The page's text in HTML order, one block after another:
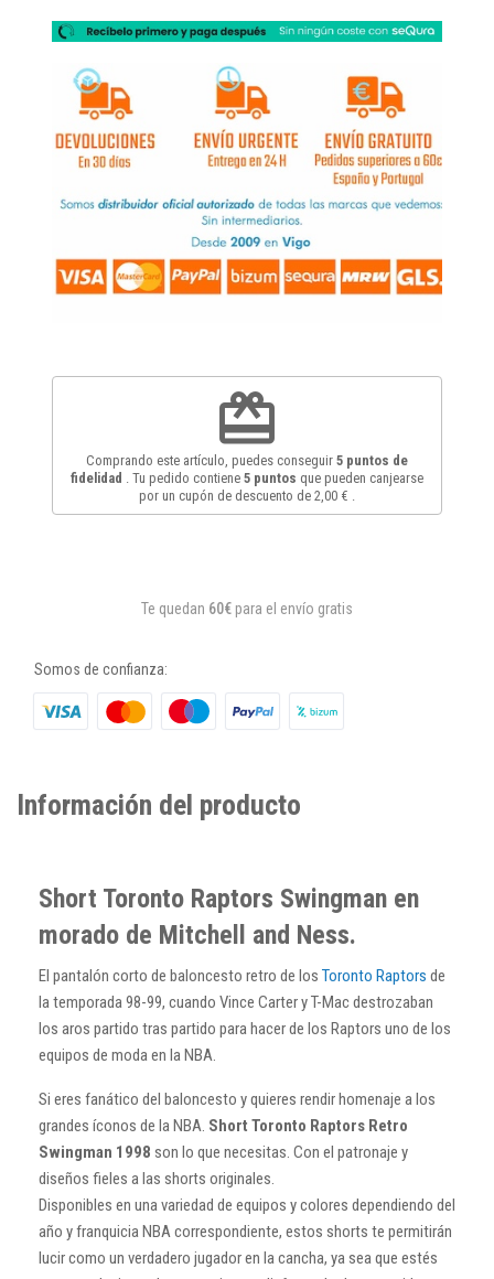
redeem
Comprando este artículo, puedes conseguir 5 puntos de
fidelidad
. Tu pedido contiene 5 puntos que pueden canjearse
por un cupón de descuento de 2,00 €
Te quedan 60€ para el envío gratis
Somos de confianza:
Información del producto
Short Toronto Raptors Swingman en
morado de Mitchell and Ness.
El pantalón corto de baloncesto retro de los Toronto Raptors de
la temporada 98-99, cuando Vince Carter y T-Mac destrozaban
los aros partido tras partido para hacer de los Raptors uno de los
equipos de moda en la NBA.
Si eres fanático del baloncesto y quieres rendir homenaje a los
grandes íconos de la NBA. Short Toronto Raptors Retro
Swingman 1998 son lo que necesitas. Con el patronaje y
diseños fieles a las shorts originales.
Disponibles en una variedad de equipos y colores dependiendo del
año y franquicia NBA correspondiente, estos shorts te permitirán
lucir como un verdadero jugador en la cancha, ya sea que estés